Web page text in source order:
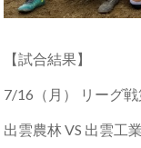
【試合結果】
7/16（月） リーグ戦
出雲農林 VS 出雲工業